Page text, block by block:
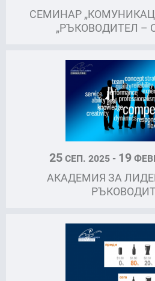
СЕМИНАР
„РЪКОВОДИТЕЛ –
25СЕП. 2025 - 19
АКАДЕМИЯ ЗА